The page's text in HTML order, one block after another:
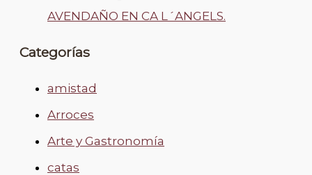
AVENDAÑO EN CA L´ANGELS.
Categorías
amistad
Arroces
Arte y Gastronomía
catas